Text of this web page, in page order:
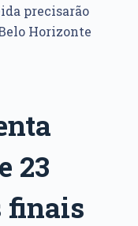
precisarão
Horizonte
23
finais